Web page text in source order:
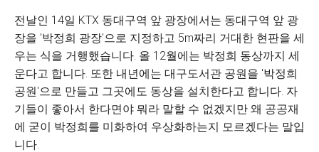
전날인 14일 KTX 동대구역 앞 광장에서는 동대구역 앞 광
장을 '박정희 광장'으로 지정하고 5m짜리 거대한 현판을 세
우는 식을 거행했습니다. 올 12월에는 박정희 동상까지 세
운다고 합니다. 또한 내년에는 대구도서관 공원을 '박정희
공원'으로 만들고 그곳에도 동상을 설치한다고 합니다. 자
기들이 좋아서 한다면야 뭐라 말할 수 없겠지만 왜 공공재
에 굳이 박정희를 미화하여 우상화하는지 모르겠다는 말입
니다.